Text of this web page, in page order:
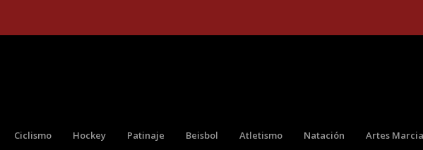
Ciclismo Hockey Patinaje Beisbol Atletismo Natación Artes